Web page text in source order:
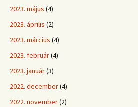
2023. május (4)
2023. április (2)
2023. március (4)
2023. február(4)
2023. január(3)
2022. december(4)
2022. november(2)